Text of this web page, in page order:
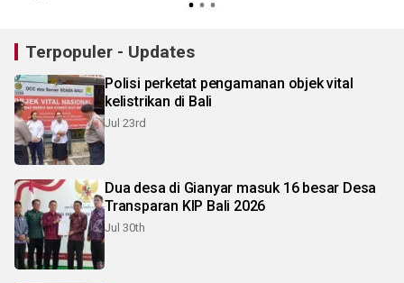
Terpopuler - Updates
Polisi perketat pengamanan objek vital
kelistrikan di Bali
Jul 23rd
Dua desa di Gianyar masuk 16 besar Desa
Transparan KIP Bali 2026
Jul 30th